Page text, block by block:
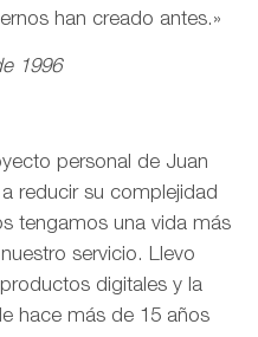
han creado antes.»
1996
personal de Juan
reducir su complejidad
tengamos una vida más
servicio. Llevo
digitales y la
hace más de 15 años